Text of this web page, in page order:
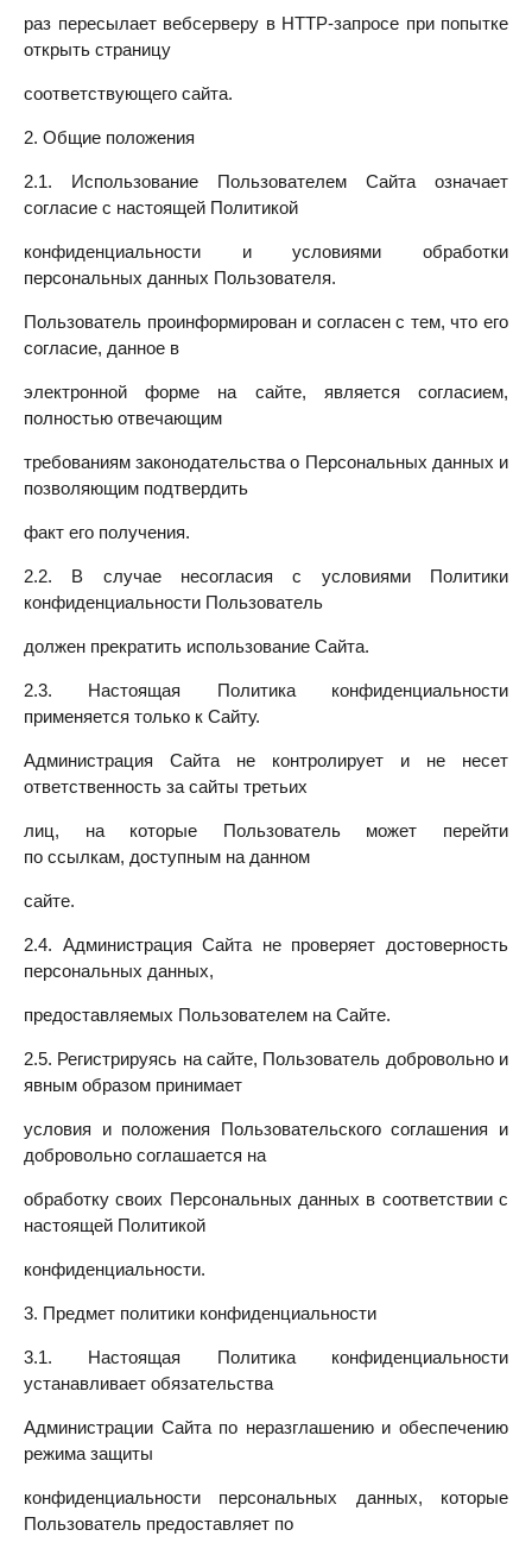
раз пересылает вебсерверу в HTTP-запросе при попытке
открыть страницу
соответствующего сайта.
2. Общие положения
2.1. Использование Пользователем Сайта означает
согласие с настоящей Политикой
конфиденциальности и условиями обработки
персональных данных Пользователя.
Пользователь проинформирован и согласен с тем, что его
согласие, данное в
электронной форме на сайте, является согласием,
полностью отвечающим
требованиям законодательства о Персональных данных и
позволяющим подтвердить
факт его получения.
2.2. В случае несогласия с условиями Политики
конфиденциальности Пользователь
должен прекратить использование Сайта.
2.3. Настоящая Политика конфиденциальности
применяется только к Сайту.
Администрация Сайта не контролирует и не несет
ответственность за сайты третьих
лиц, на которые Пользователь может перейти
по ссылкам, доступным на данном
сайте.
2.4. Администрация Сайта не проверяет достоверность
персональных данных,
предоставляемых Пользователем на Сайте.
2.5. Регистрируясь на сайте, Пользователь добровольно и
явным образом принимает
условия и положения Пользовательского соглашения и
добровольно соглашается на
обработку своих Персональных данных в соответствии с
настоящей Политикой
конфиденциальности.
3. Предмет политики конфиденциальности
3.1. Настоящая Политика конфиденциальности
устанавливает обязательства
Администрации Сайта по неразглашению и обеспечению
режима защиты
конфиденциальности персональных данных, которые
Пользователь предоставляет по